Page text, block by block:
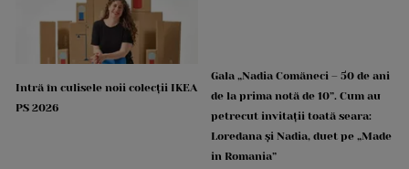
Intră în culisele noii colecții IKEA
PS 2026
Gala „Nadia Comăneci – 50 de ani
de la prima notă de 10”. Cum au
petrecut invitații toată seara:
Loredana și Nadia, duet pe „Made
in Romania”